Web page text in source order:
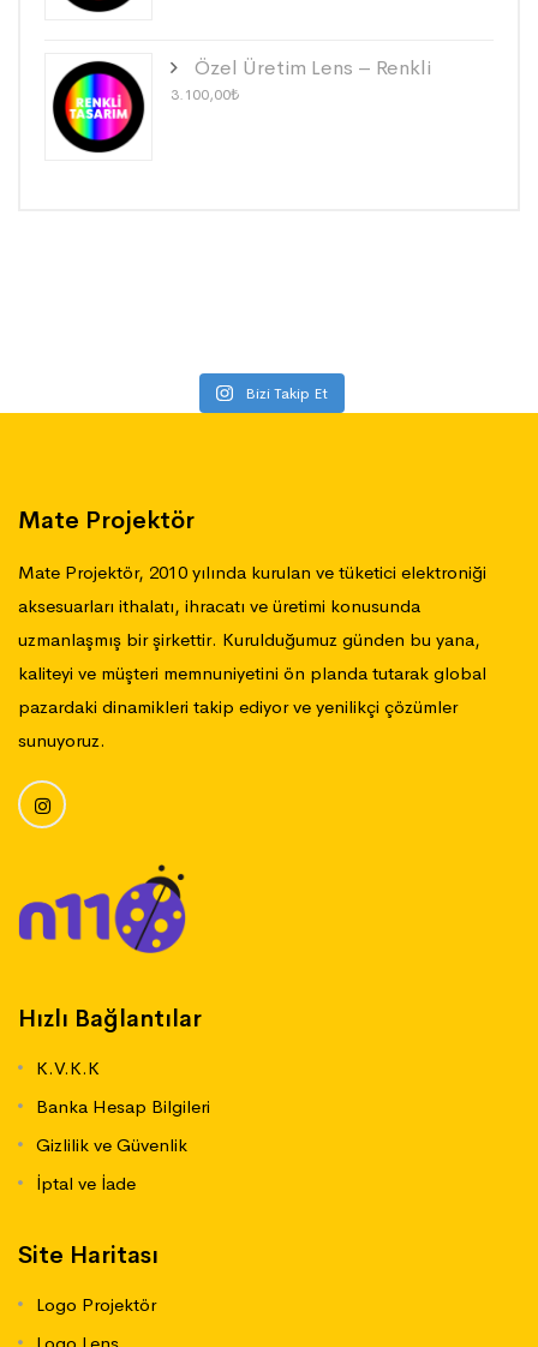
Özel Üretim Lens – Renkli
3.100,00₺
Bizi Takip Et
Mate Projektör
Mate Projektör, 2010 yılında kurulan ve tüketici elektroniği
aksesuarları ithalatı, ihracatı ve üretimi konusunda
uzmanlaşmış bir şirkettir. Kurulduğumuz günden bu yana,
kaliteyi ve müşteri memnuniyetini ön planda tutarak global
pazardaki dinamikleri takip ediyor ve yenilikçi çözümler
sunuyoruz.
Hızlı Bağlantılar
K.V.K.K
Banka Hesap Bilgileri
Gizlilik ve Güvenlik
İptal ve İade
Site Haritası
Logo Projektör